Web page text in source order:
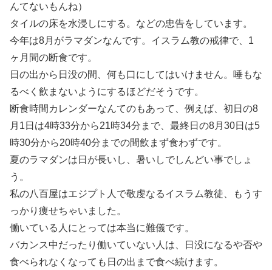
んてないもんね）
タイルの床を水浸しにする。などの忠告をしています。
今年は8月がラマダンなんです。イスラム教の戒律で、1
ヶ月間の断食です。
日の出から日没の間、何も口にしてはいけません。唾もな
るべく飲まないようにするほどだそうです。
断食時間カレンダーなんてのもあって、例えば、初日の8
月1日は4時33分から21時34分まで、最終日の8月30日は5
時30分から20時40分までの間飲まず食わずです。
夏のラマダンは日が長いし、暑いしでしんどい事でしょ
う。
私の八百屋はエジプト人で敬虔なるイスラム教徒、もうす
っかり痩せちゃいました。
働いている人にとっては本当に難儀です。
バカンス中だったり働いていない人は、日没になるや否や
食べられなくなっても日の出まで食べ続けます。